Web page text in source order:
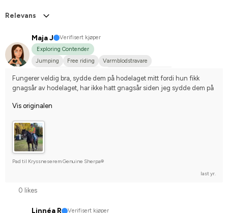
Relevans
Maja J
Verifisert kjøper
Exploring Contender
Jumping
Free riding
Varmblodstravare
Fungerer veldig bra, sydde dem på hodelaget mitt fordi hun fikk
gnagsår av hodelaget, har ikke hatt gnagsår siden jeg sydde dem på
Vis originalen
Pad til Kryssneserem Genuine Sherpa®
last yr.
0 likes
Linnéa R Verifisert kjøper